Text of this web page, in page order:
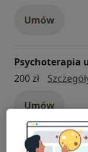
Umów
Psychoterapia
200 zł
Umów
Konsultacja